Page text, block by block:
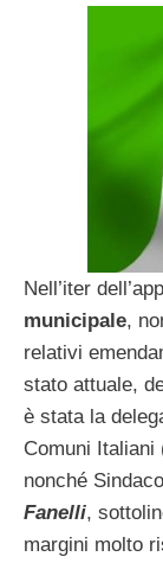
Nell’iter
municipale,
relativi
stato attuale,
è stata la
Comuni Italiani
nonché
Fanelli,
margini molto